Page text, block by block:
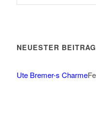
NEUESTER
Ute Bremer-s Charme